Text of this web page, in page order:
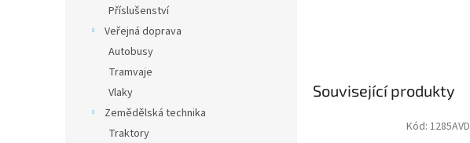
Příslušenství
Veřejná doprava
Autobusy
Tramvaje
Vlaky
Zemědělská technika
Traktory
Související produkty
Kód: 1285AVD